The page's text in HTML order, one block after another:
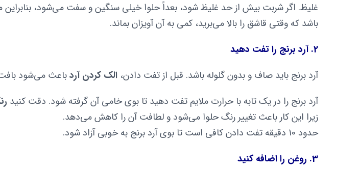
غلیظ. اگر شربت بیش از حد غلیظ شود، بعداً حلوا خیلی سنگین و سفت می‌شود،
باشد که وقتی قاشق را بالا می‌برید، کمی به آن آویزان بماند.
2. آرد برنج را تفت دهید
آرد برنج باید صاف و بدون گلوله باشد. قبل از تفت دادن، الک کردن آردباعث می‌شود
آرد برنج را در یک تابه با حرارت ملایم تفت دهید تا بوی خامی آن گرفته شود. دقت کنید
زیرا این کار باعث تغییر رنگ حلوا می‌شود و لطافت آن را کاهش می‌دهد.
حدود 10 دقیقه تفت دادن کافی است تا بوی آرد برنج به خوبی آزاد شود.
3. روغن را اضافه کنید